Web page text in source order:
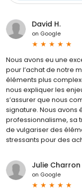
David H.
on Google
Nous avons eu une
pour l’achat de notre
éléments plus
nous expliquer les
s’assurer que nous
signature. Nous
professionnalisme, sa
de vulgariser des
stressants pour des
Julie Charron
on Google